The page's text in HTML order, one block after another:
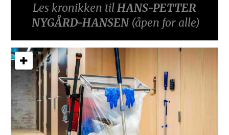
Les kronikken tilHANS-PETTER
NYGÅRD-HANSEN (åpen for alle)